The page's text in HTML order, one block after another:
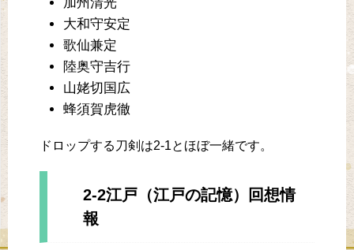
大和守安定
歌仙兼定
陸奥守吉行
山姥切国広
蜂須賀虎徹
ドロップする刀剣は2-1とほぼ一緒です。
2-2江戸（江戸の記憶）回想情
報